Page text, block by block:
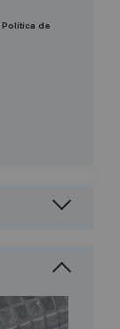
Política de